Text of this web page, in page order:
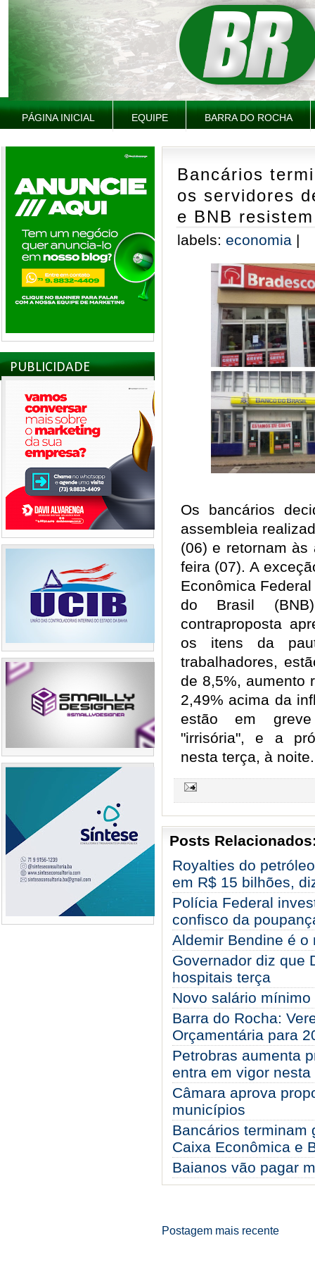
PÁGINA INICIAL EQUIPE BARRA DO ROCHA
PUBLICIDADE
Bancários
os servidores
e BNB resistem
labels: economia |
Os bancários
assembleia
(06) e retornam
feira (07). A
Econômica
do Brasil
contraproposta
os itens da
trabalhadores,
de 8,5%, aumento
2,49% acima da
estão em
"irrisória", e a
nesta terça, à noite.
Posts
Royalties do
em R$ 15 bilhões,
Polícia Federal
confisco da
Aldemir Bendine é o
Governador diz que
hospitais terça
Novo salário
Barra do Rocha:
Orçamentária para
Petrobras aumenta
entra em vigor nesta
Câmara aprova
municípios
Bancários terminam
Caixa Econômica e
Baianos vão pagar
Postagem mais recente